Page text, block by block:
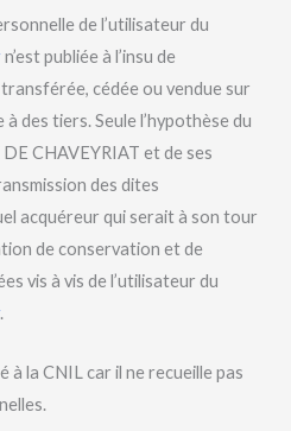
de l’utilisateur du
n’est publiée à l’insu de
cédée ou vendue sur
des tiers. Seule l’hypothèse du
CHAVEYRIAT et de ses
des dites
acquéreur qui serait à son tour
de conservation et de
vis à vis de l’utilisateur du
.
à la CNIL car il ne recueille pas